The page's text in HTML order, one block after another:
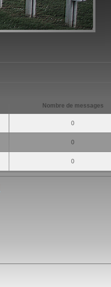
Nombre de messages
0
0
0